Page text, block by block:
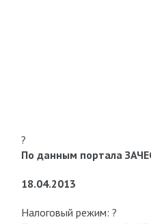
?
По данным портала
18.04.2013
Налоговый режим: ?